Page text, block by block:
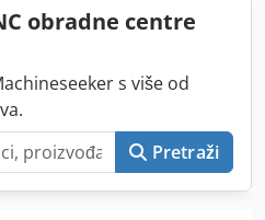
na Biesse Rover stroj do
na stroju i sa stroja.
operativne. Pogledajte na:
PGM-c. Prodaja zbog
Aftox Aa Tjck Pogledajte i
& Service - servis CNC
obradne centre
s više od
Pretraži